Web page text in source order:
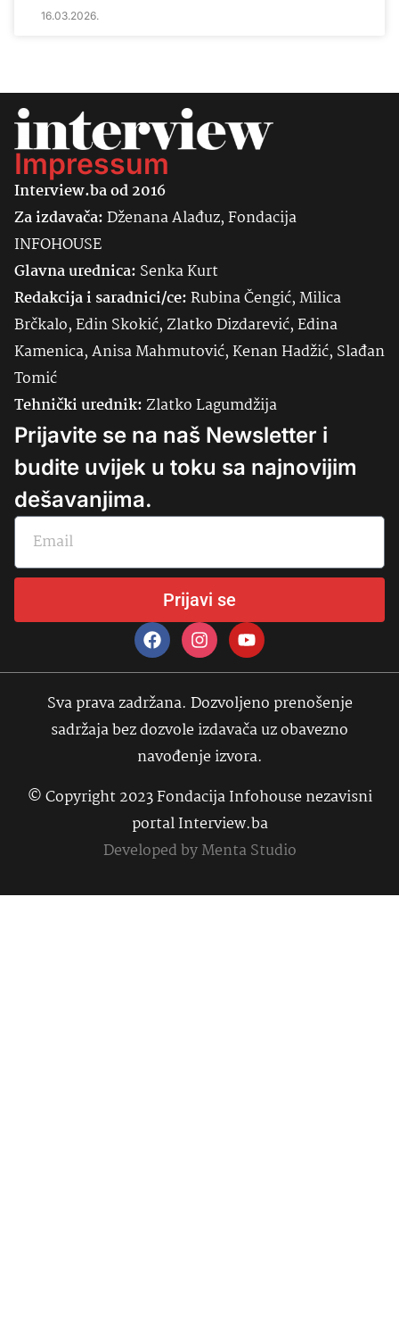
16.03.2026.
Impressum
Interview.ba od 2016
Za izdavača:Dženana Alađuz, Fondacija
INFOHOUSE
Glavna urednica: SenkaKurt
Redakcija i saradnici/ce:Rubina Čengić, Milica
Brčkalo, Edin Skokić, Zlatko Dizdarević, Edina
Kamenica, Anisa Mahmutović, Kenan Hadžić, Slađan
Tomić
Tehnički urednik:Zlatko Lagumdžija
Prijavite se na naš Newsletter i
budite uvijek u toku sa najnovijim
dešavanjima.
Prijavi se
Sva prava zadržana. Dozvoljeno prenošenje
sadržaja bez dozvole izdavača uz obavezno
navođenje izvora.
© Copyright 2023 Fondacija Infohouse nezavisni
portal Interview.ba
Developed byMenta Studio